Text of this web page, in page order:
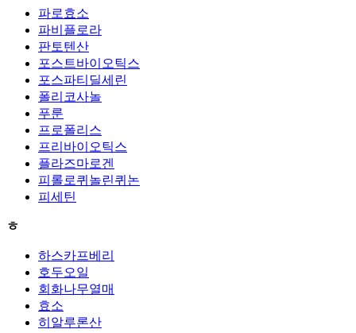
파로효소
파비플로라
판토텐산
포스트바이오틱스
포스파티딜세린
폴리코사놀
푸룬
프로폴리스
프리바이오틱스
플라즈마로겐
피롤로퀴놀린퀴논
피세틴
ㅎ
하스카프베리
호두오일
회화나무열매
효소
히알루론산